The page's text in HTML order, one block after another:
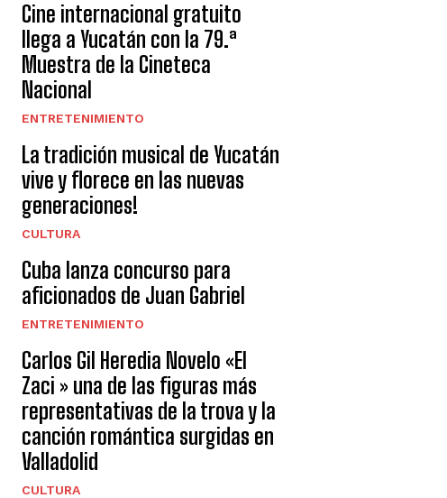
Cine internacional gratuito
llega a Yucatán con la 79.ª
Muestra de la Cineteca
Nacional
ENTRETENIMIENTO
La tradición musical de Yucatán
vive y florece en las nuevas
generaciones!
CULTURA
Cuba lanza concurso para
aficionados de Juan Gabriel
ENTRETENIMIENTO
Carlos Gil Heredia Novelo «El
Zaci » una de las figuras más
representativas de la trova y la
canción romántica surgidas en
Valladolid
CULTURA